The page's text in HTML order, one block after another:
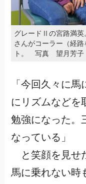
グレードⅡの宮路満英
さんがコーラー（経
ト。 写真 望月芳子
「今回久々に
にリズムなどを
勉強になった。
なっている」
と笑顔を見せ
馬に乗れない時